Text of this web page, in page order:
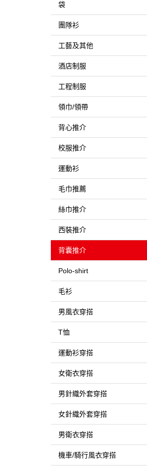
袋
團隊衫
工藝及其他
酒店制服
工程制服
領巾/領帶
背心推介
校服推介
運動衫
毛巾推薦
絲巾推介
西裝推介
背囊推介
Polo-shirt
毛衫
男風衣穿搭
T恤
運動衫穿搭
女衛衣穿搭
男針織外套穿搭
女針織外套穿搭
男衛衣穿搭
機車/騎行風衣穿搭